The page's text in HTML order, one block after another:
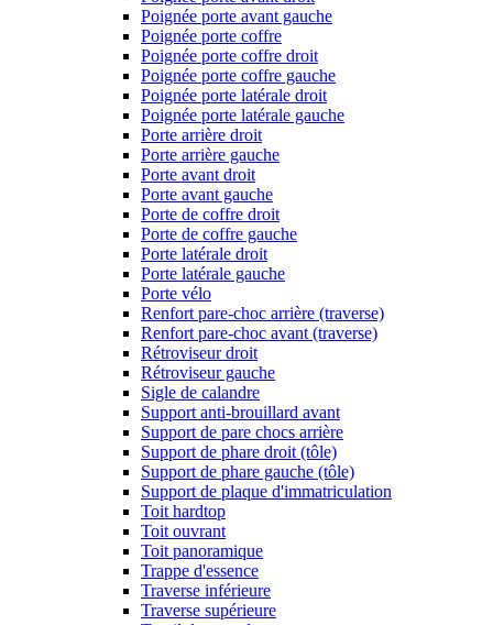
Poignée porte avant gauche
Poignée porte coffre
Poignée porte coffre droit
Poignée porte coffre gauche
Poignée porte latérale droit
Poignée porte latérale gauche
Porte arrière droit
Porte arrière gauche
Porte avant droit
Porte avant gauche
Porte de coffre droit
Porte de coffre gauche
Porte latérale droit
Porte latérale gauche
Porte vélo
Renfort pare-choc arrière (traverse)
Renfort pare-choc avant (traverse)
Rétroviseur droit
Rétroviseur gauche
Sigle de calandre
Support anti-brouillard avant
Support de pare chocs arrière
Support de phare droit (tôle)
Support de phare gauche (tôle)
Support de plaque d'immatriculation
Toit hardtop
Toit ouvrant
Toit panoramique
Trappe d'essence
Traverse inférieure
Traverse supérieure